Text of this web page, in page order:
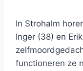
In Strohalm
Inger (38) en
functioneren ze